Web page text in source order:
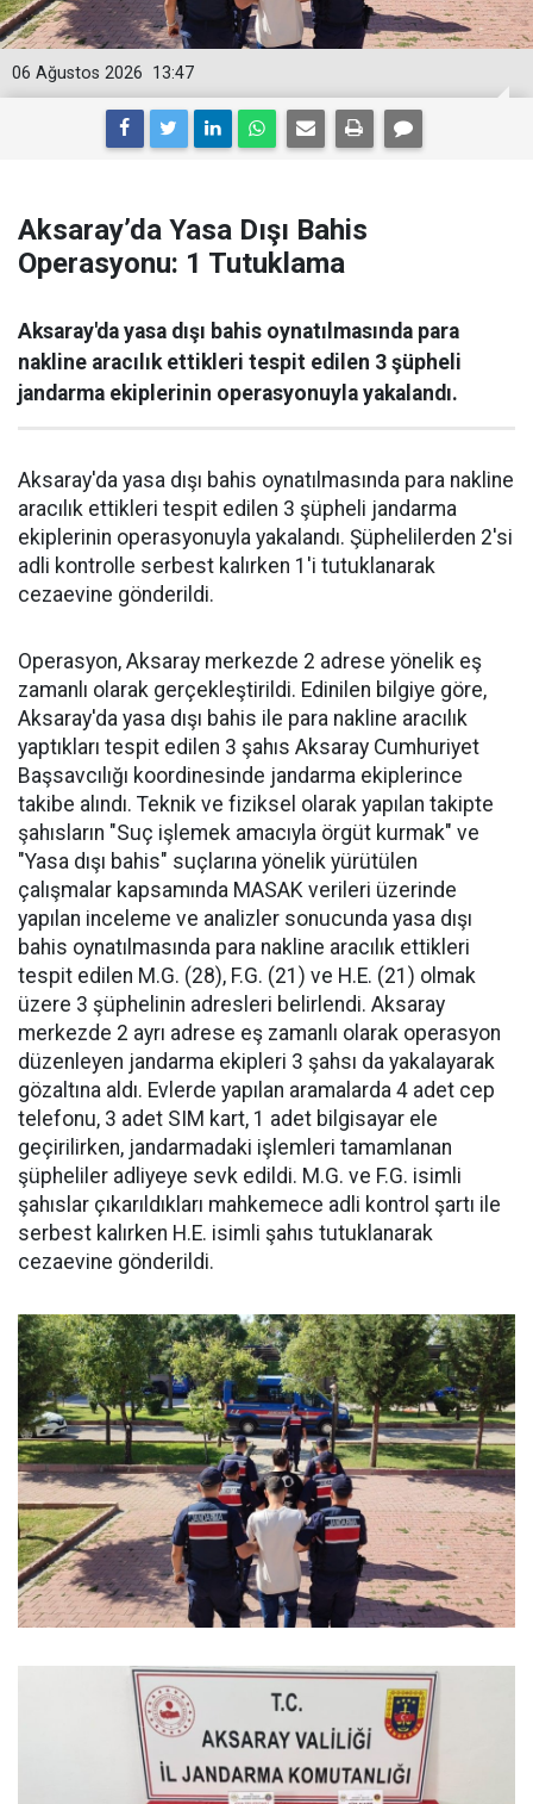
13:47
06 Ağustos 2026
Aksaray’da Yasa Dışı Bahis
Operasyonu: 1 Tutuklama
Aksaray'da yasa dışı bahis oynatılmasında para
nakline aracılık ettikleri tespit edilen 3 şüpheli
jandarma ekiplerinin operasyonuyla yakalandı.
Aksaray'da yasa dışı bahis oynatılmasında para nakline
aracılık ettikleri tespit edilen 3 şüpheli jandarma
ekiplerinin operasyonuyla yakalandı. Şüphelilerden 2'si
adli kontrolle serbest kalırken 1'i tutuklanarak
cezaevine gönderildi.
Operasyon, Aksaray merkezde 2 adrese yönelik eş
zamanlı olarak gerçekleştirildi. Edinilen bilgiye göre,
Aksaray'da yasa dışı bahis ile para nakline aracılık
yaptıkları tespit edilen 3 şahıs Aksaray Cumhuriyet
Başsavcılığı koordinesinde jandarma ekiplerince
takibe alındı. Teknik ve fiziksel olarak yapılan takipte
şahısların "Suç işlemek amacıyla örgüt kurmak" ve
"Yasa dışı bahis" suçlarına yönelik yürütülen
çalışmalar kapsamında MASAK verileri üzerinde
yapılan inceleme ve analizler sonucunda yasa dışı
bahis oynatılmasında para nakline aracılık ettikleri
tespit edilen M.G. (28), F.G. (21) ve H.E. (21) olmak
üzere 3 şüphelinin adresleri belirlendi. Aksaray
merkezde 2 ayrı adrese eş zamanlı olarak operasyon
düzenleyen jandarma ekipleri 3 şahsı da yakalayarak
gözaltına aldı. Evlerde yapılan aramalarda 4 adet cep
telefonu, 3 adet SIM kart, 1 adet bilgisayar ele
geçirilirken, jandarmadaki işlemleri tamamlanan
şüpheliler adliyeye sevk edildi. M.G. ve F.G. isimli
şahıslar çıkarıldıkları mahkemece adli kontrol şartı ile
serbest kalırken H.E. isimli şahıs tutuklanarak
cezaevine gönderildi.